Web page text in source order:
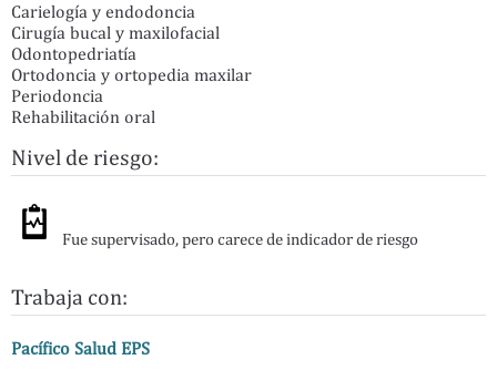
Carielogía y endodoncia
Cirugía bucal y maxilofacial
Odontopedriatía
Ortodoncia y ortopedia maxilar
Periodoncia
Rehabilitación oral
Nivel de riesgo:
Fue supervisado, pero carece de indicador de riesgo
Trabaja con:
Pacífico Salud EPS